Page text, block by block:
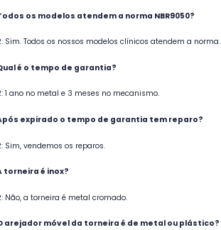
os modelos atendem a norma NBR9050?
Sim. Todos os nossos modelos clínicos atendem a norma.
é o tempo de garantia?
1 ano no metal e 3 meses no mecanismo.
expirado o tempo de garantia tem reparo?
Sim, vendemos os reparos.
torneira é inox?
Não, a torneira é metal cromado.
arejador móvel da torneira é de metal ou plástico?